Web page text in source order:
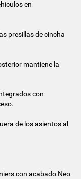
en
presillas de cincha
mantiene la
con
de los asientos al
con acabado Neo